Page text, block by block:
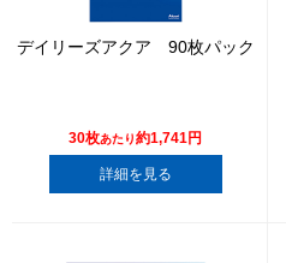
デイリーズアクア 90枚パック
30枚あたり約1,741円
詳細を見る